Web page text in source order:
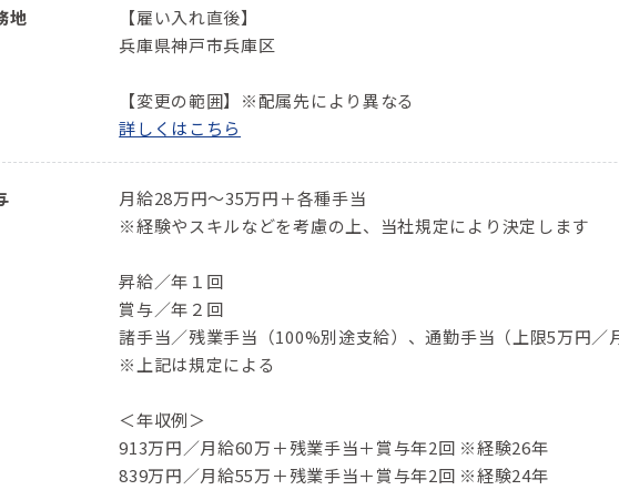
地
【雇い入れ直後】
兵庫県神戸市兵庫区
【変更の範囲】※配属先により異なる
詳しくはこちら
月給28万円～35万円＋各種手当
※経験やスキルなどを考慮の上、当社規定により決定します
昇給／年１回
賞与／年２回
諸手当／残業手当（100%別途支給）、通勤手当（上限5万円／
※上記は規定による
＜年収例＞
913万円／⽉給60万＋残業⼿当＋賞与年2回 ※経験26年
839万円／⽉給55万＋残業⼿当＋賞与年2回 ※経験24年